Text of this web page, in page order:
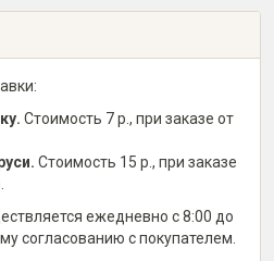
Стоимость 7 р., при заказе от
Стоимость 15 р., при заказе
ежедневно с 8:00 до
согласованию с покупателем.